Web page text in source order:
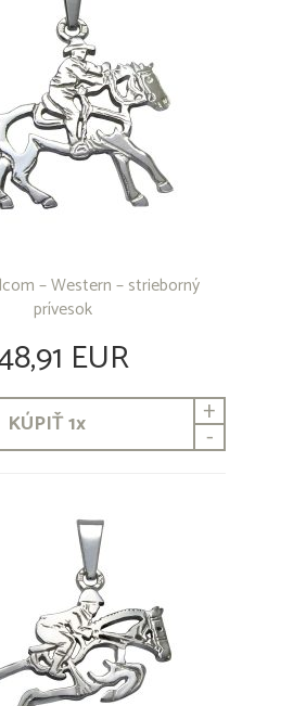
– Western – strieborný
prívesok
EUR
KÚPIŤ1x +
-